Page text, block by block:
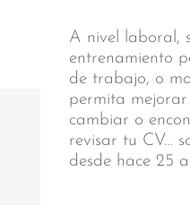
A nivel laboral,
entrenamiento
de trabajo, o
permita
cambiar o
revisar tu CV…
desde hace 25